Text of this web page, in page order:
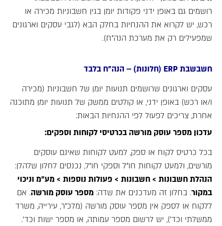
רושמים גם באופן ידני פקודות יומן בגין חשבוניות מכירה או
רכש, יש לקרוא את ההנחיות בחלק הבא (לגבי עסקים וארגונים
שמפעילים רק את מערכת הנה"ח).
חשבשבת ERP (חלונות) – הנה"ח בלבד
עסקים וארגונים שרושמים תנועות יומן של חשבוניות (מכירה
ו/או רכש) באופן ידני, או קולטים ממשק של תנועות יומן מתוכנה
אחרת, צריכים לפעול לפי ההנחיות הבאות:
עדכון מספר עוסק מורשה בכרטיסי לקוחות וספקים:
בכל כרטיס לקוח או ספק, למעט לקוחות שאינם עוסקים
מורשים, ולמעט לקוחות חו"ל וספקי חו"ל, נכנסים לחלון שלהלן:
הנהלת חשבונות > חשבונות > פעולות נוספות > מע"מ וניכוי
במקור. בחלון זה מעדכנים את שדה: מספר עוסק מורשה. אם
ללקוח או לספק אין מספר עוסק מורשה (מלכ"ר, עירייה, משרד
ממשלתי וכד'), יש לרשום מספר עמותה, או מספר ישות וכד'.